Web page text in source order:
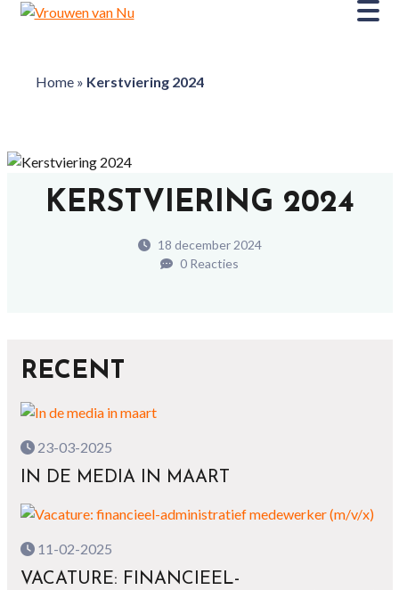
Home» Kerstviering 2024
KERSTVIERING 2024
18 december 2024
0 Reacties
RECENT
23-03-2025
IN DE MEDIA IN MAART
11-02-2025
VACATURE: FINANCIEEL-